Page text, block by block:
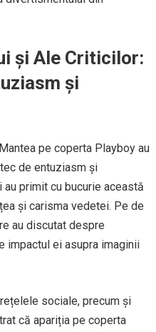
și Ale Criticilor:
și
pe coperta Playboy au
de entuziasm și
primit cu bucurie această
și carisma vedetei. Pe de
au discutat despre
impactul ei asupra imaginii
sociale, precum și
că apariția pe coperta